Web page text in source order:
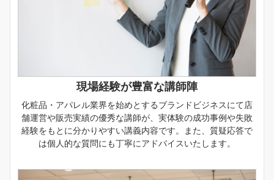
現場経験が豊富な講師陣
化粧品・アパレル業界を始めとするブランドビジネスにて店
舗運営や販売実績の優秀な講師が、実体験の成功事例や失敗
経験をもとに分かりやすい講義内容です。また、質疑応答で
は個人的な質問にも丁寧にアドバイスいたします。